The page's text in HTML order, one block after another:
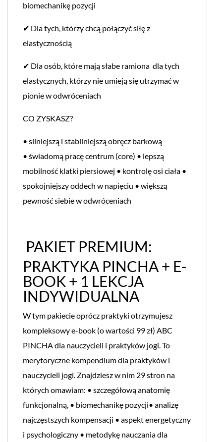
biomechanikę pozycji
✔ Dla tych, którzy chcą połączyć siłę z
elastycznością
✔ Dla osób, które mają słabe ramiona dla tych
elastycznych, którzy nie umieją się utrzymać w
pionie w odwróceniach
CO ZYSKASZ?
• silniejszą i stabilniejszą obręcz barkową
• świadomą pracę centrum (core) • lepszą
mobilność klatki piersiowej • kontrolę osi ciała •
spokojniejszy oddech w napięciu • większą
pewność siebie w odwróceniach
PAKIET PREMIUM:
PRAKTYKA PINCHA + E-
BOOK + 1 LEKCJA
INDYWIDUALNA
W tym pakiecie oprócz praktyki otrzymujesz
kompleksowy e-book (o wartości 99 zł) ABC
PINCHA dla nauczycieli i praktyków jogi. To
merytoryczne kompendium dla praktyków i
nauczycieli jogi. Znajdziesz w nim 29 stron na
których omawiam: • szczegółową anatomię
funkcjonalną, • biomechanikę pozycji• analizę
najczęstszych kompensacji • aspekt energetyczny
i psychologiczny • metodykę nauczania dla